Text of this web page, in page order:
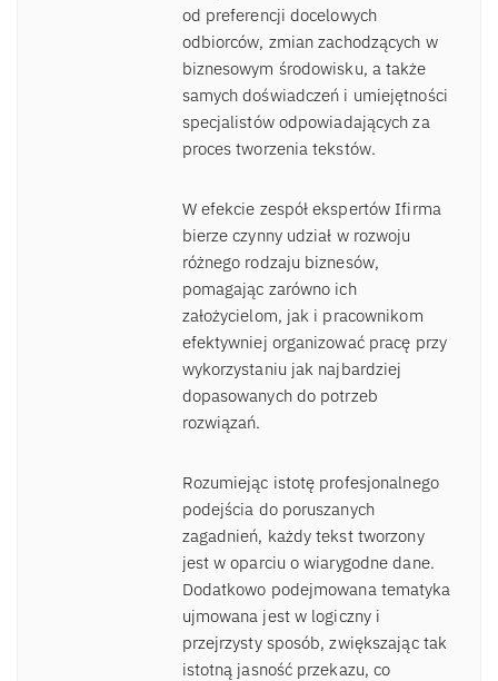
od preferencji docelowych
odbiorców, zmian zachodzących w
biznesowym środowisku, a także
samych doświadczeń i umiejętności
specjalistów odpowiadających za
proces tworzenia tekstów.
W efekcie zespół ekspertów Ifirma
bierze czynny udział w rozwoju
różnego rodzaju biznesów,
pomagając zarówno ich
założycielom, jak i pracownikom
efektywniej organizować pracę przy
wykorzystaniu jak najbardziej
dopasowanych do potrzeb
rozwiązań.
Rozumiejąc istotę profesjonalnego
podejścia do poruszanych
zagadnień, każdy tekst tworzony
jest w oparciu o wiarygodne dane.
Dodatkowo podejmowana tematyka
ujmowana jest w logiczny i
przejrzysty sposób, zwiększając tak
istotną jasność przekazu, co